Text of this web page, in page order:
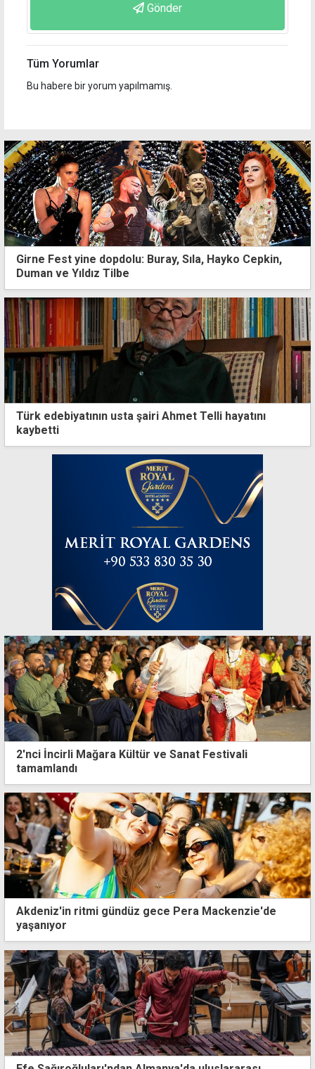
Gönder
Tüm Yorumlar
Bu habere bir yorum yapılmamış.
Girne Fest yine dopdolu: Buray, Sıla, Hayko Cepkin,
Duman ve Yıldız Tilbe
Türk edebiyatının usta şairi Ahmet Telli hayatını
kaybetti
2'nci İncirli Mağara Kültür ve Sanat Festivali
tamamlandı
Akdeniz'in ritmi gündüz gece Pera Mackenzie'de
yaşanıyor